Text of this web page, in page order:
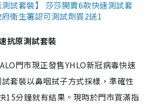
試套裝】 莎莎開賣6款快速測試套
衛生署認可測試劑買2送1
抗原測試套裝
門市現正發售YHLO新冠病毒快速
套裝以鼻咽拭子方式採樣，準確性
15分鐘就有結果。現時於門市買滿指